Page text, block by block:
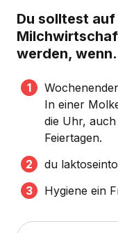
Du solltest auf
werden,
In einer
die Uhr,
Feiertagen.
du
Hygiene ein